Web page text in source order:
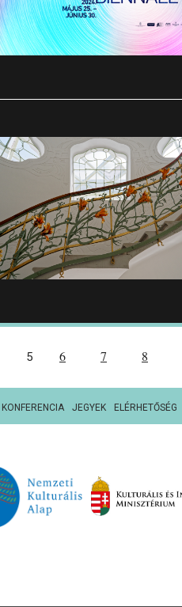
5 6 7 8
KONFERENCIA JEGYEK ELÉRHETŐSÉG